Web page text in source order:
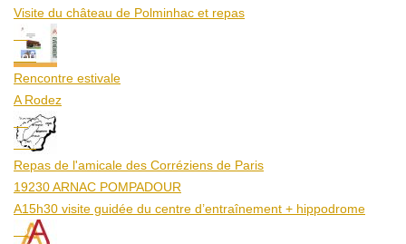
Visite du château de Polminhac et repas
12
Aoû
Rencontre estivale
A Rodez
23
Aoû
Repas de l'amicale des Corréziens de Paris
19230 ARNAC POMPADOUR
A15h30 visite guidée du centre d’entraînement + hippodrome
25